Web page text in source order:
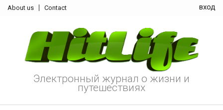
About us Contact вход
Электронный журнал о жизни и
путешествиях